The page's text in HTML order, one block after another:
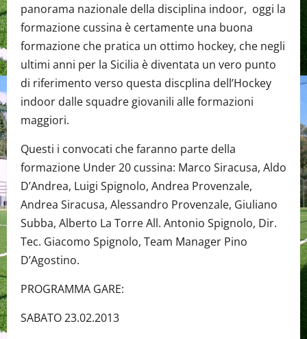
panorama nazionale della disciplina indoor, oggi la
formazione cussina è certamente una buona
formazione che pratica un ottimo hockey, che negli
ultimi anni per la Sicilia è diventata un vero punto
di riferimento verso questa discplina dell’Hockey
indoor dalle squadre giovanili alle formazioni
maggiori.
Questi i convocati che faranno parte della
formazione Under 20 cussina: Marco Siracusa, Aldo
D’Andrea, Luigi Spignolo, Andrea Provenzale,
Andrea Siracusa, Alessandro Provenzale, Giuliano
Subba, Alberto La Torre All. Antonio Spignolo, Dir.
Tec. Giacomo Spignolo, Team Manager Pino
D’Agostino.
PROGRAMMA GARE:
SABATO 23.02.2013